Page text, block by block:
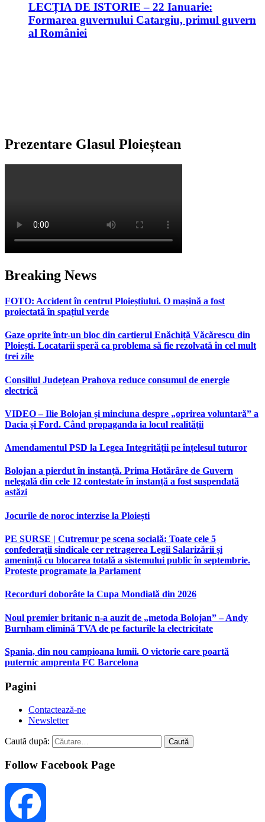
LECȚIA DE ISTORIE – 22 Ianuarie:
Formarea guvernului Catargiu, primul guvern
al României
Prezentare Glasul Ploieștean
Breaking News
FOTO: Accident în centrul Ploieștiului. O mașină a fost
proiectată în spațiul verde
Gaze oprite într-un bloc din cartierul Enăchiță Văcărescu din
Ploiești. Locatarii speră ca problema să fie rezolvată în cel mult
trei zile
Consiliul Județean Prahova reduce consumul de energie
electrică
VIDEO – Ilie Bolojan și minciuna despre „oprirea voluntară” a
Dacia și Ford. Când propaganda ia locul realității
Amendamentul PSD la Legea Integrității pe înțelesul tuturor
Bolojan a pierdut în instanță. Prima Hotărâre de Guvern
nelegală din cele 12 contestate în instanță a fost suspendată
astăzi
Jocurile de noroc interzise la Ploiești
PE SURSE | Cutremur pe scena socială: Toate cele 5
confederații sindicale cer retragerea Legii Salarizării și
amenință cu blocarea totală a sistemului public în septembrie.
Proteste programate la Parlament
Recorduri doborâte la Cupa Mondială din 2026
Noul premier britanic n-a auzit de „metoda Bolojan” – Andy
Burnham elimină TVA de pe facturile la electricitate
Spania, din nou campioana lumii. O victorie care poartă
puternic amprenta FC Barcelona
Pagini
Contactează-ne
Newsletter
Caută după:
Follow Facebook Page